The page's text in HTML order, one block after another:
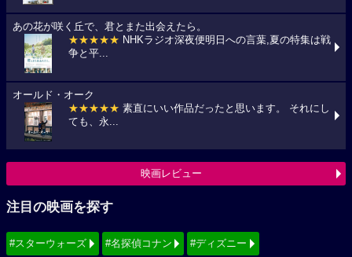
あの花が咲く丘で、君とまた出会えたら。
★★★★★ NHKラジオ深夜便明日への言葉,夏の特集は戦
争と平...
オールド・オーク
★★★★★ 素直にいい作品だったと思います。 それにし
ても、永...
映画レビュー
注目の映画を探す
#スターウォーズ #名探偵コナン #ディズニー